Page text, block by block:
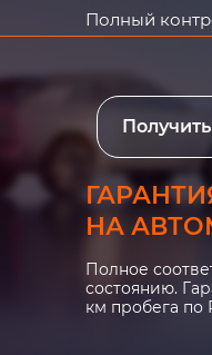
Полный
НА
Полное
состоянию.
км пробега по